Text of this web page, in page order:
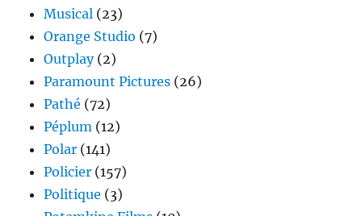
Musical (23)
Orange Studio (7)
Outplay(2)
Paramount Pictures (26)
Pathé (72)
Péplum (12)
Polar (141)
Policier (157)
Politique (3)